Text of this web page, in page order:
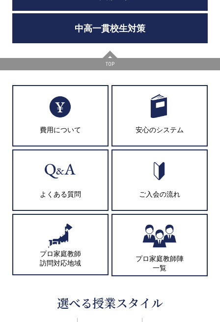
中高一貫校生対策
TOP
費用について 安心のシステム
よくある質問 ご入会の流れ
プロ家庭教師
訪問対応地域
プロ家庭教師陣
一覧
選べる授業スタイル